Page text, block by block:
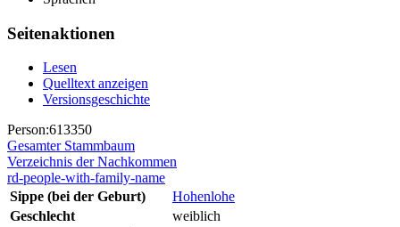
Seitenaktionen
Lesen
Quelltext anzeigen
Versionsgeschichte
Person:613350
Gesamter Stammbaum
Verzeichnis der Nachkommen
rd-people-with-family-name
Sippe (bei der Geburt)
Hohenlohe
Geschlecht
weiblich